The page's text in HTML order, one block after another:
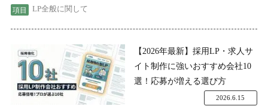
LP全般に関して
【2026年最新】採用LP・求人サ
イト制作に強いおすすめ会社10
選！応募が増える選び方
2026.6.15